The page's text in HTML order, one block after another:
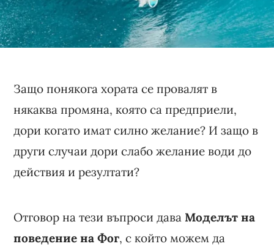
Защо понякога хората се провалят в
някаква промяна, която са предприели,
дори когато имат силно желание? И защо в
други случаи дори слабо желание води до
действия и резултати?
Отговор на тези въпроси даваМоделът на
поведение на Фог, с който можем да